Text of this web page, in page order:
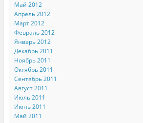
Май 2012
Апрель 2012
Март 2012
Февраль 2012
Январь 2012
Декабрь 2011
Ноябрь 2011
Октябрь 2011
Сентябрь 2011
Август 2011
Июль 2011
Июнь 2011
Май 2011